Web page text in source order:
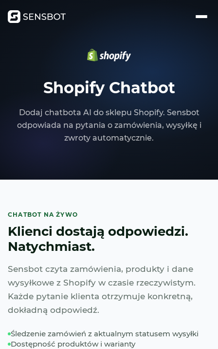
Shopify Chatbot
Dodaj chatbota AI do sklepu Shopify. Sensbot
odpowiada na pytania o zamówienia, wysyłkę i
zwroty automatycznie.
CHATBOT NA ŻYWO
Klienci dostają odpowiedzi.
Natychmiast.
Sensbot czyta zamówienia, produkty i dane
wysyłkowe z Shopify w czasie rzeczywistym.
Każde pytanie klienta otrzymuje konkretną,
dokładną odpowiedź.
Śledzenie zamówień z aktualnym statusem wysyłki
Dostępność produktów i warianty